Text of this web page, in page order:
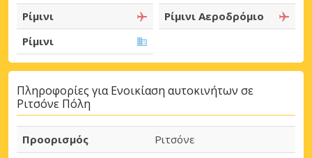
Ρίμινι
Ρίμινι Αεροδρόμιο
Ρίμινι
Πληροφορίες για Ενοικίαση αυτοκινήτων σε
Ριτσόνε Πόλη
Προορισμός
Ριτσόνε